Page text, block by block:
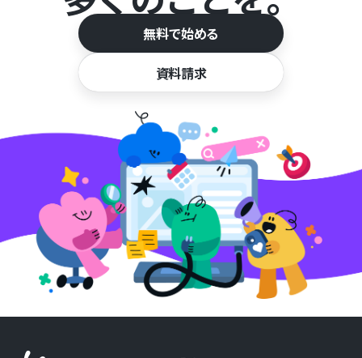
無料で始める
資料請求